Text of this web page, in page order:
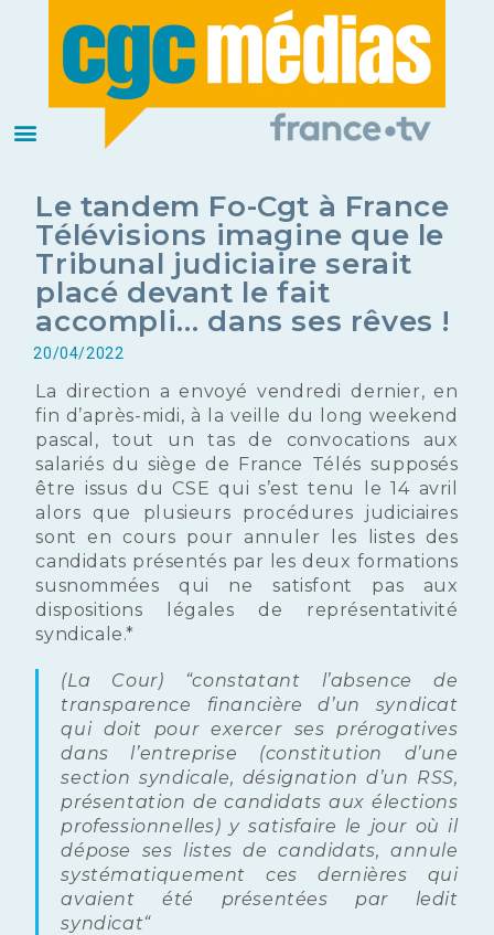
Le tandem Fo-Cgt à France
Télévisions imagine que le
Tribunal judiciaire serait
placé devant le fait
accompli… dans ses rêves !
20/04/2022
La direction a envoyé vendredi dernier, en
fin d’après-midi, à la veille du long weekend
pascal, tout un tas de convocations aux
salariés du siège de France Télés supposés
être issus du CSE qui s’est tenu le 14 avril
alors que plusieurs procédures judiciaires
sont en cours pour annuler les listes des
candidats présentés par les deux formations
susnommées qui ne satisfont pas aux
dispositions légales de représentativité
syndicale.*
(La Cour) “constatant l’absence de
transparence financière d’un syndicat
qui doit pour exercer ses prérogatives
dans l’entreprise (constitution d’une
section syndicale, désignation d’un RSS,
présentation de candidats aux élections
professionnelles) y satisfaire le jour où il
dépose ses listes de candidats, annule
systématiquement ces dernières qui
avaient été présentées par ledit
syndicat“